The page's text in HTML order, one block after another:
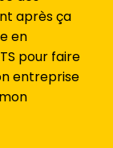
après ça
en
pour faire
entreprise